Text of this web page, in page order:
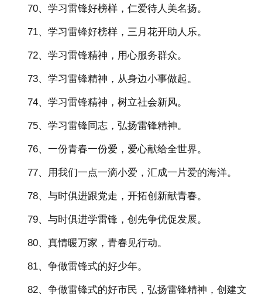
70、学习雷锋好榜样，仁爱待人美名扬。
71、学习雷锋好榜样，三月花开助人乐。
72、学习雷锋精神，用心服务群众。
73、学习雷锋精神，从身边小事做起。
74、学习雷锋精神，树立社会新风。
75、学习雷锋同志，弘扬雷锋精神。
76、一份青春一份爱，爱心献给全世界。
77、用我们一点一滴小爱，汇成一片爱的海洋。
78、与时俱进跟党走，开拓创新献青春。
79、与时俱进学雷锋，创先争优促发展。
80、真情暖万家，青春见行动。
81、争做雷锋式的好少年。
82、争做雷锋式的好市民，弘扬雷锋精神，创建文